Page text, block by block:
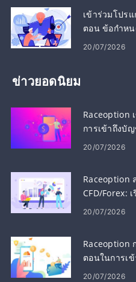
เข้าร่วมโปร
ตอน ข้อกำหน
20/07/2026
ข่าวยอดนิยม
Raceoption
การเข้าถึงบั
20/07/2026
Raceoption
CFD/Forex:
20/07/2026
Raceoption
ตอนในการเ
คุณ
20/07/2026